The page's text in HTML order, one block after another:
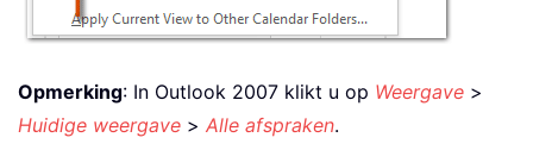
Opmerking: In Outlook 2007 klikt u op Weergave >
Huidige weergave > Alle afspraken.